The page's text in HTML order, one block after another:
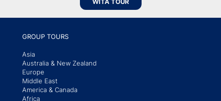
WITA TOUR
GROUP TOURS
Asia
Australia & New Zealand
Europe
Middle East
America & Canada
Africa